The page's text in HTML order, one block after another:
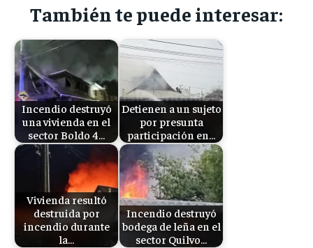
También te puede interesar:
Incendio destruyó
una vivienda en el
sector Boldo 4…
Detienen a un sujeto
por presunta
participación en…
Vivienda resultó
destruida por
incendio durante
la…
Incendio destruyó
bodega de leña en el
sector Quilvo…